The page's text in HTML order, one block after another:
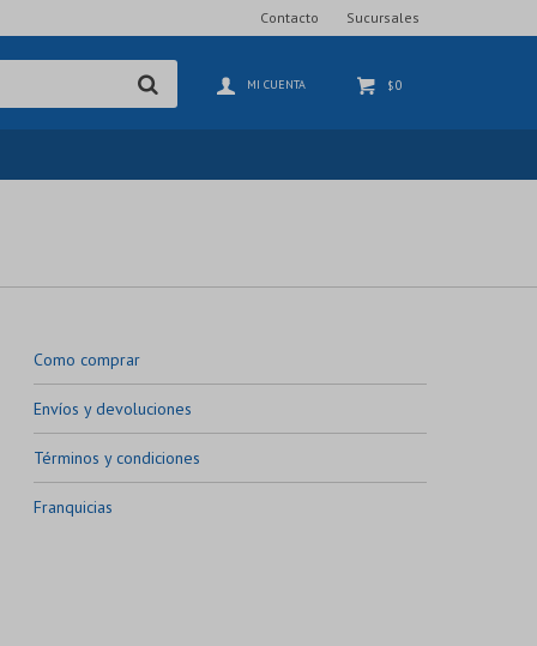
$0
Contacto Sucursales
Como comprar
Envíos y devoluciones
Términos y condiciones
Franquicias